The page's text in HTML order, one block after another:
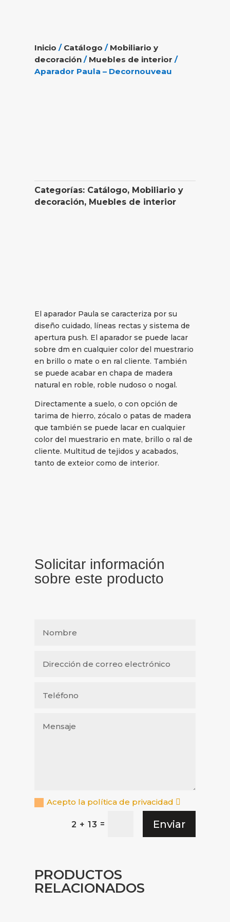
Inicio / Catálogo / Mobiliario y
decoración / Muebles de interior /
Aparador Paula – Decornouveau
Categorías: Catálogo, Mobiliario y
decoración, Muebles de interior
El aparador Paula se caracteriza por su
diseño cuidado, líneas rectas y sistema de
apertura push. El aparador se puede lacar
sobre dm en cualquier color del muestrario
en brillo o mate o en ral cliente. También
se puede acabar en chapa de madera
natural en roble, roble nudoso o nogal.
Directamente a suelo, o con opción de
tarima de hierro, zócalo o patas de madera
que también se puede lacar en cualquier
color del muestrario en mate, brillo o ral de
cliente. Multitud de tejidos y acabados,
tanto de exteior como de interior.
Solicitar información
sobre este producto
Acepto la política de privacidad
2 + 13 = Enviar
PRODUCTOS
RELACIONADOS